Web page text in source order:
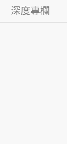
深度專欄